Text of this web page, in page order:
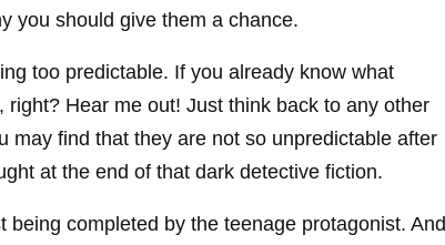
you should give them a chance.
too predictable. If you already know what
Hear me out! Just think back to any other
may find that they are not so unpredictable after
at the end of that dark detective fiction.
being completed by the teenage protagonist. And